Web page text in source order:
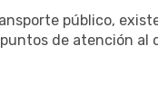
público,
de atención